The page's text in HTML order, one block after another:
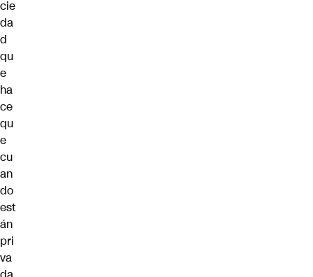
cie
da
d
qu
e
ha
ce
qu
e
cu
an
do
est
án
pri
va